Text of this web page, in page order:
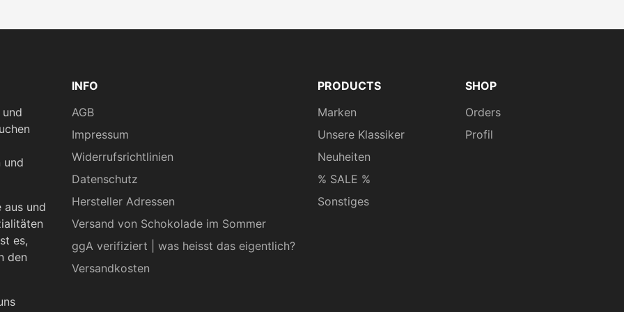
und
und
es,
den
INFO
AGB
Impressum
Widerrufsrichtlinien
Datenschutz
Hersteller Adressen
Versand von Schokolade im Sommer
ggA verifiziert | was heisst das eigentlich?
Versandkosten
PRODUCTS
Marken
Unsere Klassiker
Neuheiten
% SALE %
Sonstiges
SHOP
Orders
Profil